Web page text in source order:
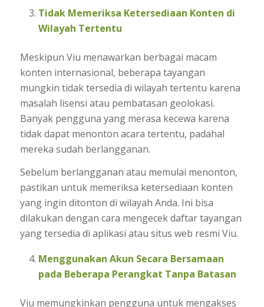
Tidak Memeriksa Ketersediaan Konten di
Wilayah Tertentu
Meskipun Viu menawarkan berbagai macam
konten internasional, beberapa tayangan
mungkin tidak tersedia di wilayah tertentu karena
masalah lisensi atau pembatasan geolokasi.
Banyak pengguna yang merasa kecewa karena
tidak dapat menonton acara tertentu, padahal
mereka sudah berlangganan.
Sebelum berlangganan atau memulai menonton,
pastikan untuk memeriksa ketersediaan konten
yang ingin ditonton di wilayah Anda. Ini bisa
dilakukan dengan cara mengecek daftar tayangan
yang tersedia di aplikasi atau situs web resmi Viu.
Menggunakan Akun Secara Bersamaan
pada Beberapa Perangkat Tanpa Batasan
Viu memungkinkan pengguna untuk mengakses